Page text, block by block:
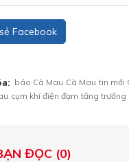
Facebook
báo Cà Mau Cà Mau tin mới
cụm khí điện đạm tăng trưởng
ĐỌC (0)